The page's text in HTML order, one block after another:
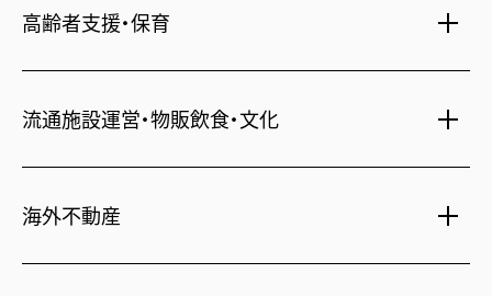
不動産投資
府中・東岡崎
24時間コールセンター
住宅ローン
保険・資産運用
不動産信託
人材派遣・紹介
シティ・リゾートホテル
ビジネスホテル
横浜関内・流山おおたかの森
府中・葛西・西葛西
日光温泉・川治温泉
高齢者支援・保育
シニア総合窓口
流通施設運営・物販飲食・文化
和風レストラン
海外不動産